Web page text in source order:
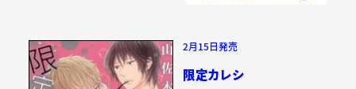
2月15日発売
限定カレシ